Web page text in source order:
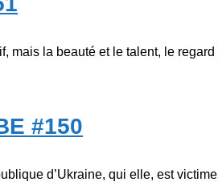
mais la beauté et le talent, le regard
#150
d’Ukraine, qui elle, est victime